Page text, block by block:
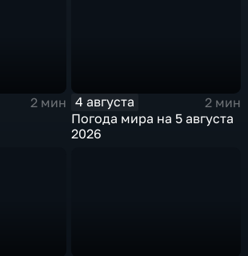
2 мин
4 августа
2 мин
Погода мира на 5 августа
2026